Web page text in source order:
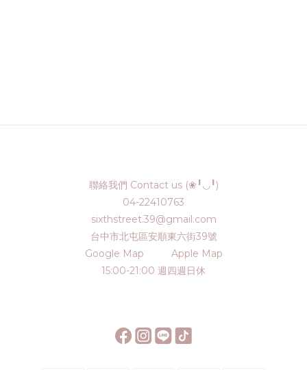
聯絡我們 Contact us (❀╹◡╹)
04-22410763
sixthstreet.39@gmail.com
台中市北屯區安順東六街39號
Google Map
Apple Map
15:00-21:00 週四週日休